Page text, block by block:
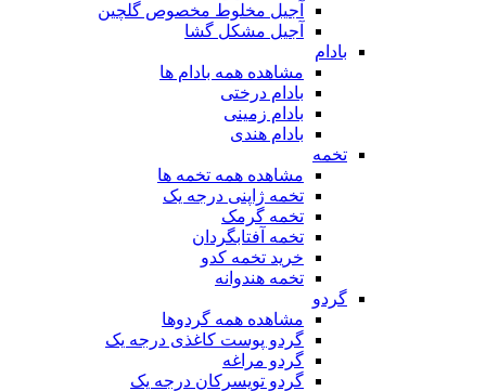
آجیل مخلوط مخصوص گلچین
آجیل مشکل گشا
بادام
مشاهده همه بادام ها
بادام درختی
بادام زمینی
بادام هندی
تخمه
مشاهده همه تخمه ها
تخمه ژاپنی درجه یک
تخمه گرمک
تخمه آفتابگردان
خرید تخمه کدو
تخمه هندوانه
گردو
مشاهده همه گردوها
گردو پوست کاغذی درجه یک
گردو مراغه
گردو تویسرکان درجه یک